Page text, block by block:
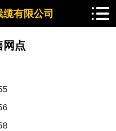
有限公司
网点